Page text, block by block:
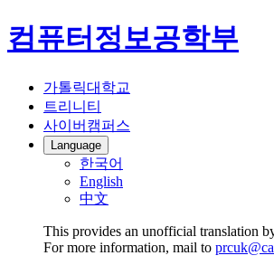
컴퓨터정보공학부
가톨릭대학교
트리니티
사이버캠퍼스
Language
한국어
English
中文
This provides an unofficial translation
For more information, mail to